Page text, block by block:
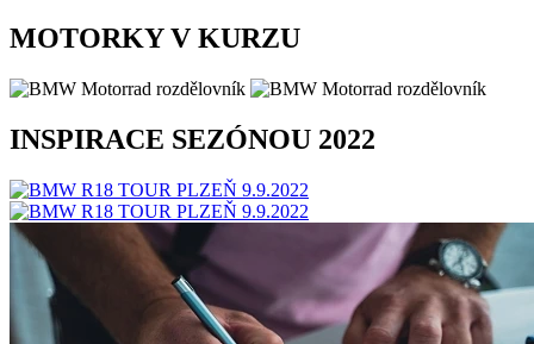
MOTORKY V KURZU
INSPIRACE SEZÓNOU 2022